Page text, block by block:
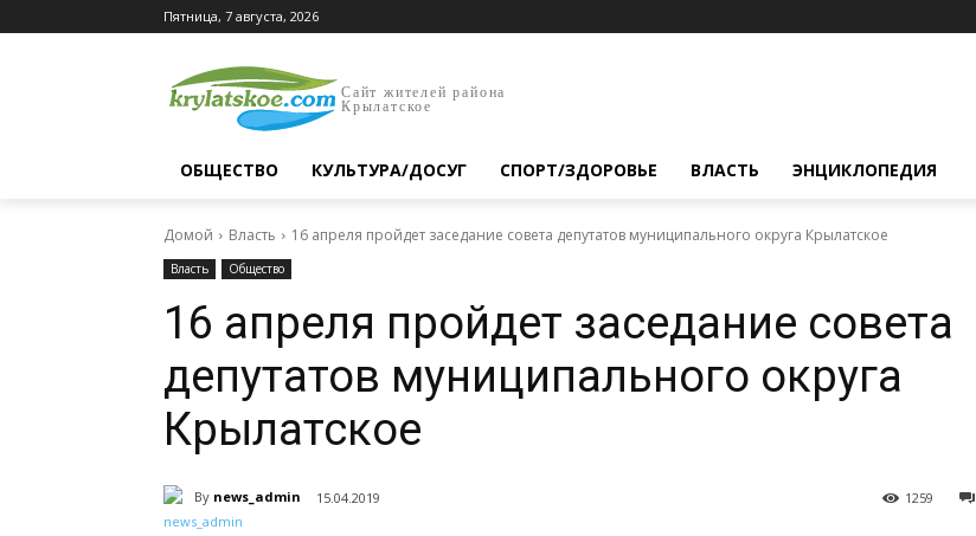
Пятница, 7 августа, 2026
Сайт жителей района
Крылатское
ОБЩЕСТВО КУЛЬТУРА/ДОСУГ СПОРТ/ЗДОРОВЬЕ ВЛАСТЬ ЭНЦИКЛОПЕДИЯ
Домой Власть 16 апреля пройдет заседание совета депутатов муниципального округа Крылатское
Власть Общество
16 апреля пройдет заседание совета
депутатов муниципального округа
Крылатское
By news_admin 15.04.2019 1259